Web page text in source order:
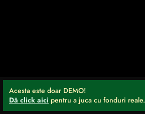
Acesta este doar DEMO!
Dă click aici pentru a juca cu fonduri reale.